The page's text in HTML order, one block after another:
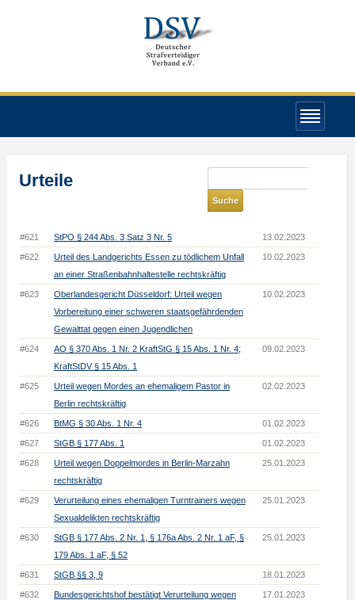
Urteile
#621 StPO § 244 Abs. 3 Satz 3 Nr. 5 13.02.2023
#622
Urteil des Landgerichts Essen zu tödlichem Unfall
an einer Straßenbahnhaltestelle rechtskräftig
10.02.2023
#623
Oberlandesgericht Düsseldorf: Urteil wegen
Vorbereitung einer schweren staatsgefährdenden
Gewalttat gegen einen Jugendlichen
10.02.2023
#624
AO § 370 Abs. 1 Nr. 2 KraftStG § 15 Abs. 1 Nr. 4;
KraftStDV § 15 Abs. 1
09.02.2023
#625
Urteil wegen Mordes an ehemaligem Pastor in
Berlin rechtskräftig
02.02.2023
#626 BtMG § 30 Abs. 1 Nr. 4 01.02.2023
#627 StGB § 177 Abs. 1 01.02.2023
#628
Urteil wegen Doppelmordes in Berlin-Marzahn
rechtskräftig
25.01.2023
#629
Verurteilung eines ehemaligen Turntrainers wegen
Sexualdelikten rechtskräftig
25.01.2023
#630
StGB § 177 Abs. 2 Nr. 1, § 176a Abs. 2 Nr. 1 aF, §
179 Abs. 1 aF, § 52
25.01.2023
#631 StGB §§ 3, 9 18.01.2023
#632
Bundesgerichtshof bestätigt Verurteilung wegen
17.01.2023